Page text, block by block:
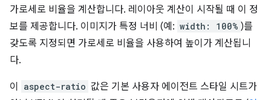
가로세로 비율을 계산합니다. 레이아웃 계산이 시작될 때 이 정
보를 제공합니다. 이미지가 특정 너비 (예: width: 100% )를
갖도록 지정되면 가로세로 비율을 사용하여 높이가 계산됩니
다.
이 aspect-ratio 값은 기본 사용자 에이전트 스타일 시트가